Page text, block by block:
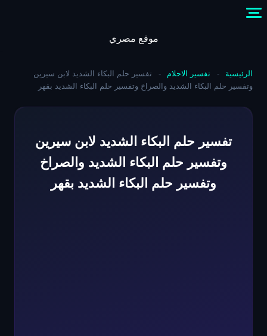
موقع مصري
الرئيسية - تفسير الاحلام -
تفسير حلم البكاء الشديد لابن سيرين
وتفسير حلم البكاء الشديد والصراخ وتفسير حلم البكاء الشديد بقهر
تفسير حلم البكاء الشديد لابن سيرين
وتفسير حلم البكاء الشديد والصراخ
وتفسير حلم البكاء الشديد بقهر